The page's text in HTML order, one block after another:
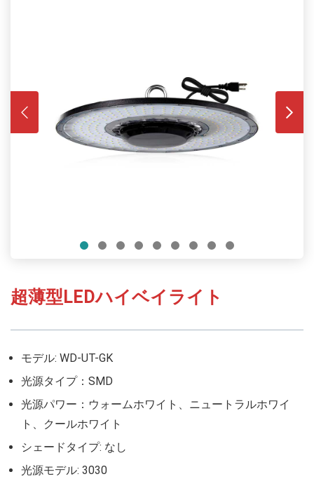
超薄型LEDハイベイライト
モデル: WD-UT-GK
光源タイプ：SMD
光源パワー：ウォームホワイト、ニュートラルホワイ
ト、クールホワイト
シェードタイプ: なし
光源モデル: 3030